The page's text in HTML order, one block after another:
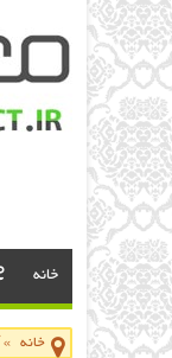
خانه
خانه »